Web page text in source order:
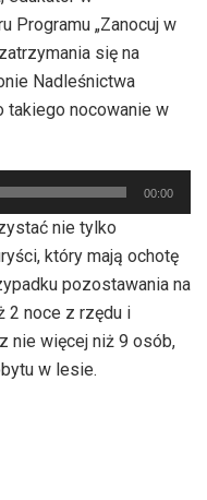
Programu „Zanocuj w
się na
Nadleśnictwa
takiego nocowanie w
00:00
nie tylko
który mają ochotę
pozostawania na
2 noce z rzędu i
nie więcej niż 9 osób,
w lesie.